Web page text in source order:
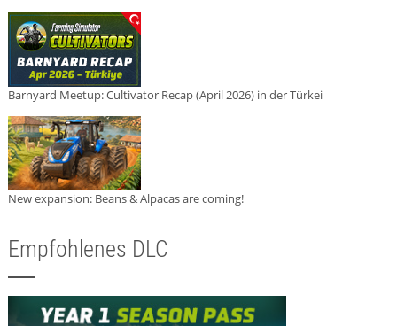
Barnyard Meetup: Cultivator Recap (April 2026) in der Türkei
New expansion: Beans & Alpacas are coming!
Empfohlenes DLC